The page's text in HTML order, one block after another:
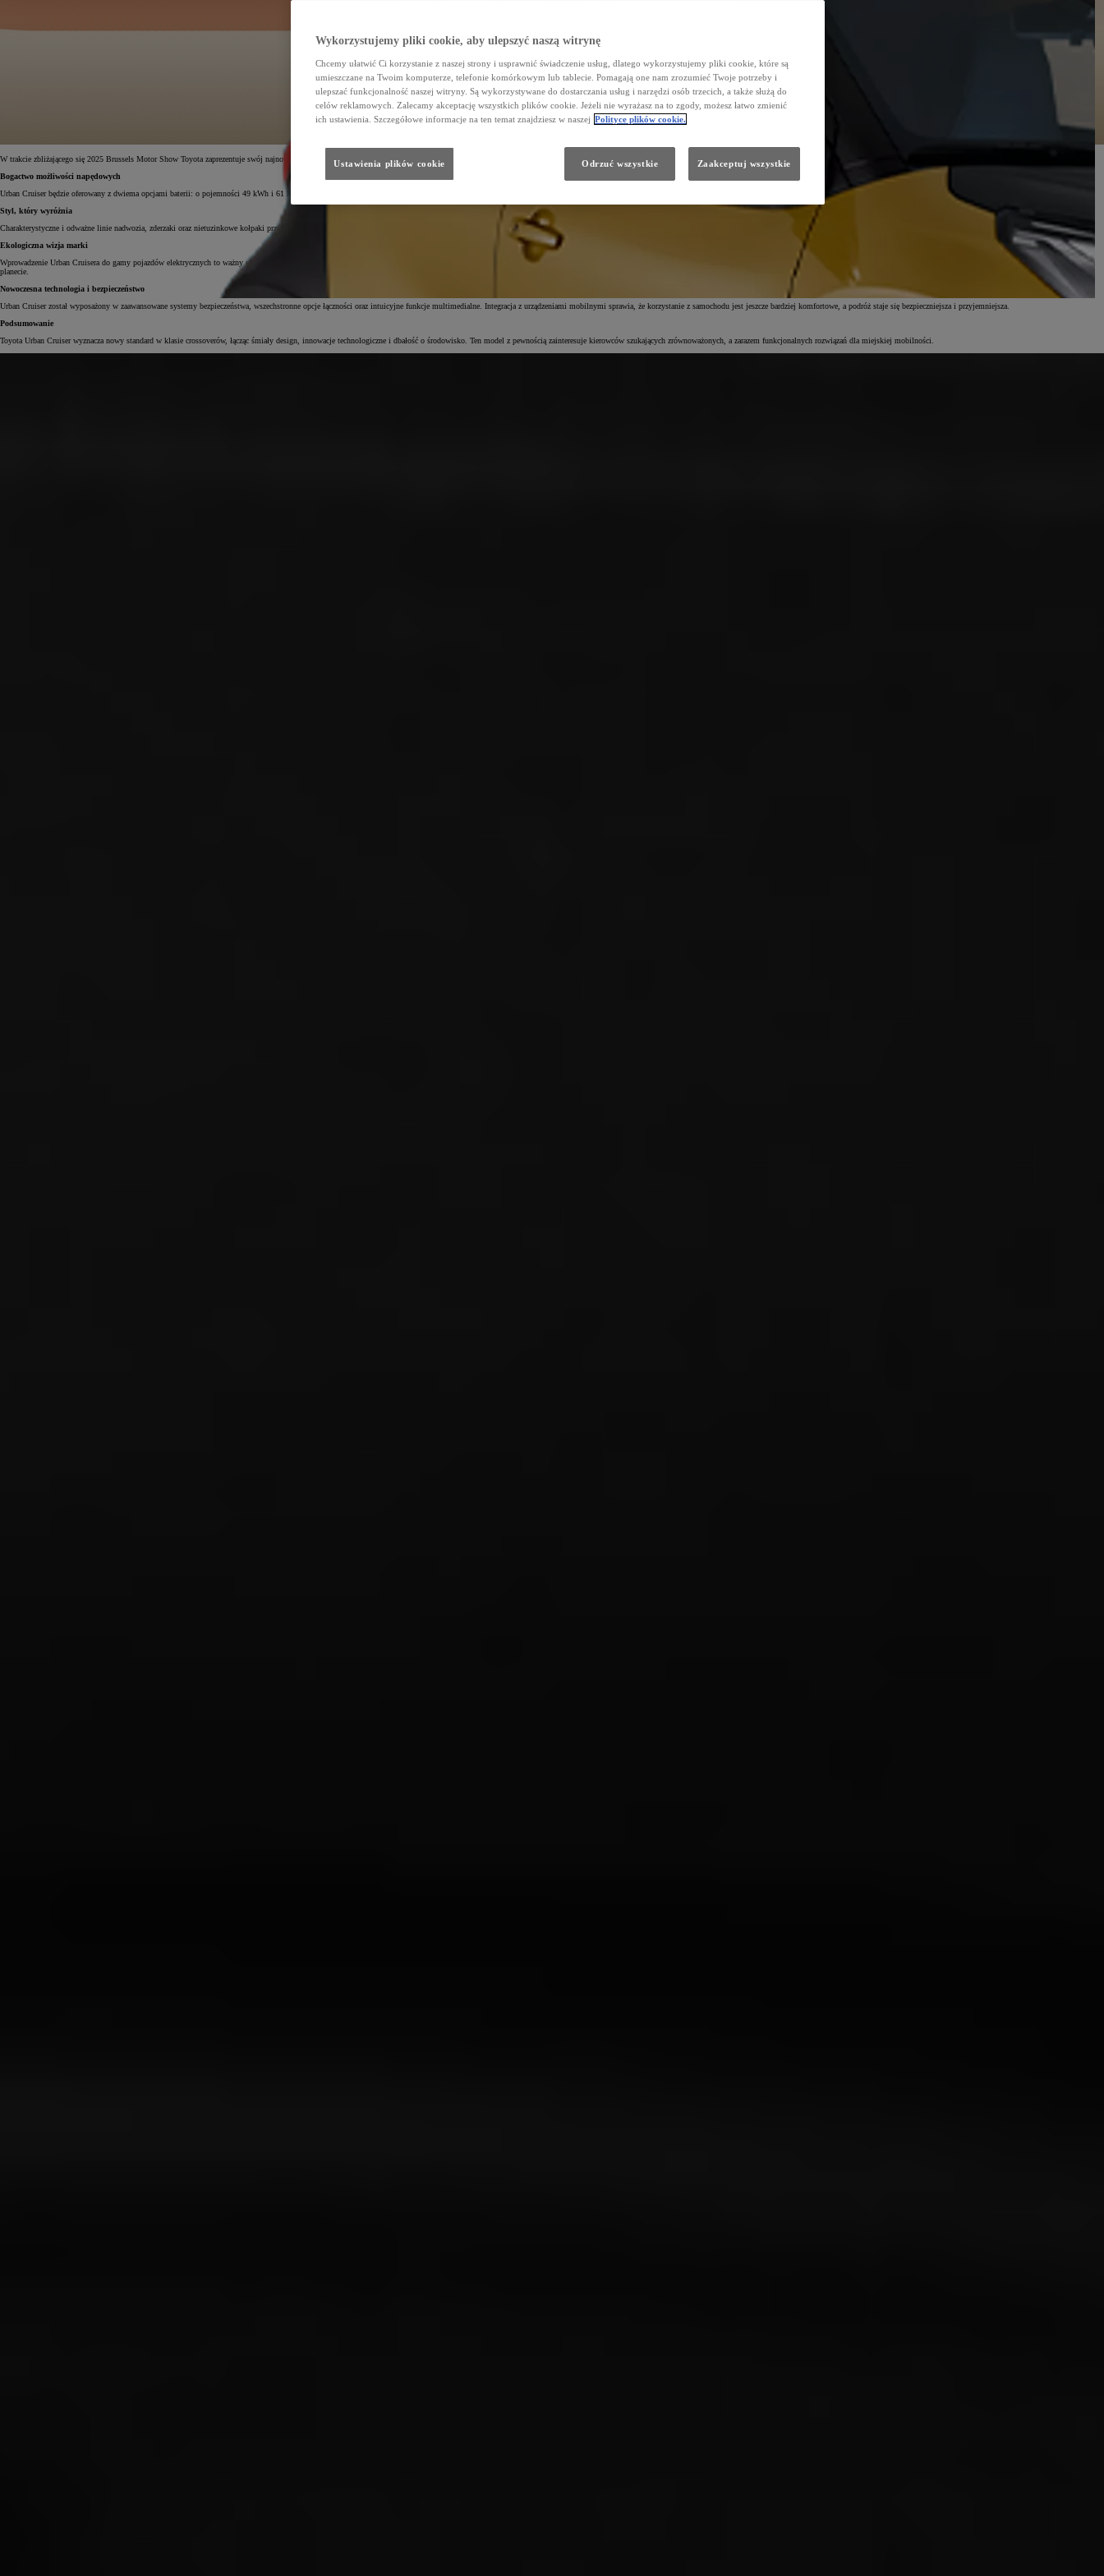
W trakcie zbliżającego się 2025 Brussels Motor Show Toyota zaprezentuje swój najnowszy crossover – Urban Cruiser. Ten model łączy wyraziste cechy SUV-ów z funkcjonalną i przestronną kabiną, idealnie wpisując się w potrzeby osób poruszających się na co dzień w mieście.
Bogactwo możliwości napędowych
Urban Cruiser będzie oferowany z dwiema opcjami baterii: o pojemności 49 kWh i 61 kWh. Dodatkowo klienci będą mogli wybrać pomiędzy napędem na przód a napędem na cztery koła. Dzięki temu każdy znajdzie konfigurację dostosowaną do własnych preferencji oraz warunków użytkowania, nie tracąc przy tym na mocy.
Styl, który wyróżnia
Charakterystyczne i odważne linie nadwozia, zderzaki oraz nietuzinkowe kołpaki przykuwają uwagę, nadając Urban Cruiserowi unikalnego charakteru. Przestronne, funkcjonalne wnętrze umożliwia swobodne dopasowanie siedzeń tylnich do aktualnych potrzeb pasażerów, zapewniając im wygodę i komfort podczas podróży.
Ekologiczna wizja marki
Wprowadzenie Urban Cruisera do gamy pojazdów elektrycznych to ważny element strategii Toyoty, dążącej do osiągnięcia pełnej neutralności węglowej do 2040 roku. Marka pokazuje w ten sposób, że postęp i nowoczesne technologie mogą iść w parze z troską o środowisko, dostarczając innowacyjnych rozwiązań przyjaznych
planecie.
Nowoczesna technologia i bezpieczeństwo
Urban Cruiser został wyposażony w zaawansowane systemy bezpieczeństwa, wszechstronne opcje łączności oraz intuicyjne funkcje multimedialne. Integracja z urządzeniami mobilnymi sprawia, że korzystanie z samochodu jest jeszcze bardziej komfortowe, a podróż staje się bezpieczniejsza i przyjemniejsza.
Podsumowanie
Toyota Urban Cruiser wyznacza nowy standard w klasie crossoverów, łącząc śmiały design, innowacje technologiczne i dbałość o środowisko. Ten model z pewnością zainteresuje kierowców szukających zrównoważonych, a zarazem funkcjonalnych rozwiązań dla miejskiej mobilności.
Wykorzystujemy pliki cookie, aby ulepszyć naszą witrynę
Chcemy ułatwić Ci korzystanie z naszej strony i usprawnić świadczenie usług, dlatego wykorzystujemy pliki cookie, które są
umieszczane na Twoim komputerze, telefonie komórkowym lub tablecie. Pomagają one nam zrozumieć Twoje potrzeby i
ulepszać funkcjonalność naszej witryny. Są wykorzystywane do dostarczania usług i narzędzi osób trzecich, a także służą do
celów reklamowych. Zalecamy akceptację wszystkich plików cookie. Jeżeli nie wyrażasz na to zgody, możesz łatwo zmienić
ich ustawienia. Szczegółowe informacje na ten temat znajdziesz w naszej Polityce plików cookie.
Ustawienia plików cookie Odrzuć wszystkie Zaakceptuj wszystkie